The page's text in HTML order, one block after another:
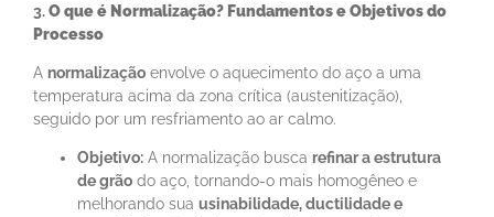
3.O que é Normalização? Fundamentos e Objetivos do
Processo
A normalização envolve o aquecimento do aço a uma
temperatura acima da zona crítica (austenitização),
seguido por um resfriamento ao ar calmo.
Objetivo: A normalização busca refinar a estrutura
de grão do aço, tornando-o mais homogêneo e
melhorando sua usinabilidade, ductilidade e